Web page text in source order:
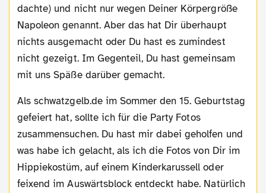
dachte) und nicht nur wegen Deiner Körpergröße
Napoleon genannt. Aber das hat Dir überhaupt
nichts ausgemacht oder Du hast es zumindest
nicht gezeigt. Im Gegenteil, Du hast gemeinsam
mit uns Späße darüber gemacht.
Als schwatzgelb.de im Sommer den 15. Geburtstag
gefeiert hat, sollte ich für die Party Fotos
zusammensuchen. Du hast mir dabei geholfen und
was habe ich gelacht, als ich die Fotos von Dir im
Hippiekostüm, auf einem Kinderkarussell oder
feixend im Auswärtsblock entdeckt habe. Natürlich